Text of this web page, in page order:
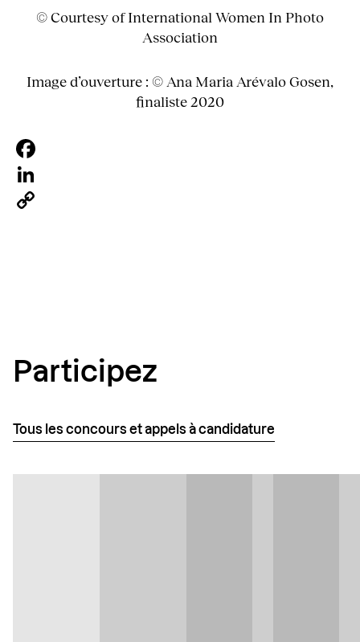
© Courtesy of International Women In Photo
Association
Image d’ouverture : © Ana Maria Arévalo Gosen,
finaliste 2020
Facebook
LinkedIn
Participez
Tous les concours et appels à candidature